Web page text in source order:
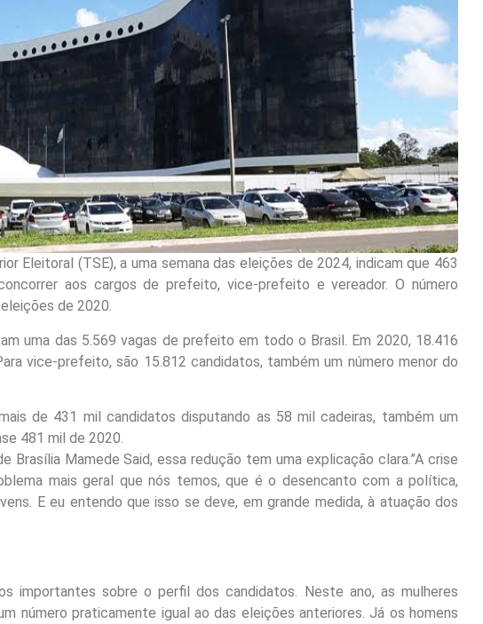
Eleitoral (TSE), a uma semana das eleições de 2024, indicam que 463
aos cargos de prefeito, vice-prefeito e vereador. O número
de 2020.
uma das 5.569 vagas de prefeito em todo o Brasil. Em 2020, 18.416
vice-prefeito, são 15.812 candidatos, também um número menor do
de 431 mil candidatos disputando as 58 mil cadeiras, também um
481 mil de 2020.
Brasília Mamede Said, essa redução tem uma explicação clara.”A crise
mais geral que nós temos, que é o desencanto com a política,
E eu entendo que isso se deve, em grande medida, à atuação dos
importantes sobre o perfil dos candidatos. Neste ano, as mulheres
número praticamente igual ao das eleições anteriores. Já os homens